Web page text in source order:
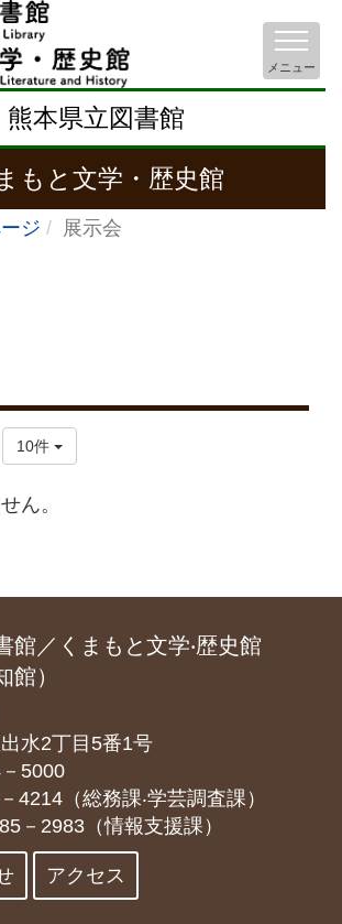
熊本県立図書館
もと文学・歴史館
メニュー
ジ 展示会
10件
ん。
館／くまもと文学‧歴史館
館）
水2丁目5番1号
5000
4214（総務課‧学芸調査課）
（情報支援課）
アクセス